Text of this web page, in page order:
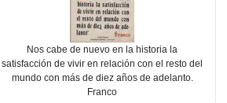
Nos cabe de nuevo en la historia la
satisfacción de vivir en relación con el resto del
mundo con más de diez años de adelanto.
Franco